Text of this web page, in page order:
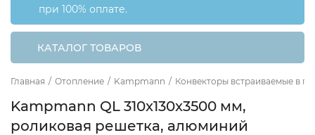
при 100% оплате.
КАТАЛОГ ТОВАРОВ
Главная / Отопление / Kampmann / Конвекторы встраиваемые в
Kampmann QL 310x130x3500 мм,
роликовая решетка, алюминий